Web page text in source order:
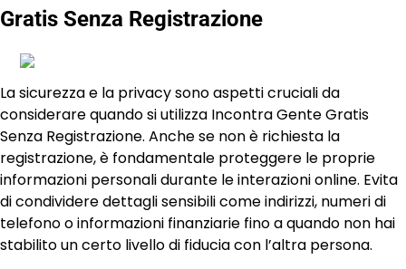
Gratis Senza Registrazione
La sicurezza e la privacy sono aspetti cruciali da
considerare quando si utilizza Incontra Gente Gratis
Senza Registrazione. Anche se non è richiesta la
registrazione, è fondamentale proteggere le proprie
informazioni personali durante le interazioni online. Evita
di condividere dettagli sensibili come indirizzi, numeri di
telefono o informazioni finanziarie fino a quando non hai
stabilito un certo livello di fiducia con l’altra persona.